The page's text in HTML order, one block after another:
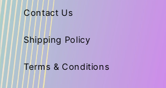
Contact Us
Shipping Policy
Terms & Conditions